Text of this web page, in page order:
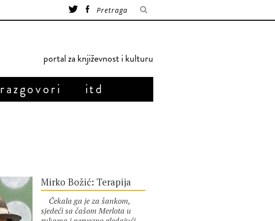
portal za književnost i kulturu
razgovori itd
Mirko Božić: Terapija
Čekala ga je za šankom,
sjedeći sa čašom Merlota u